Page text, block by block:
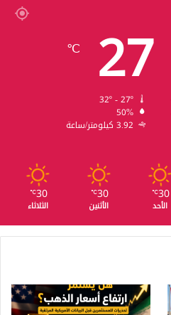
27
℃
50%
3.92 كيلومتر/ساعة
30
℃
الأحد
30
℃
الأثنين
30
℃
الثلاثاء